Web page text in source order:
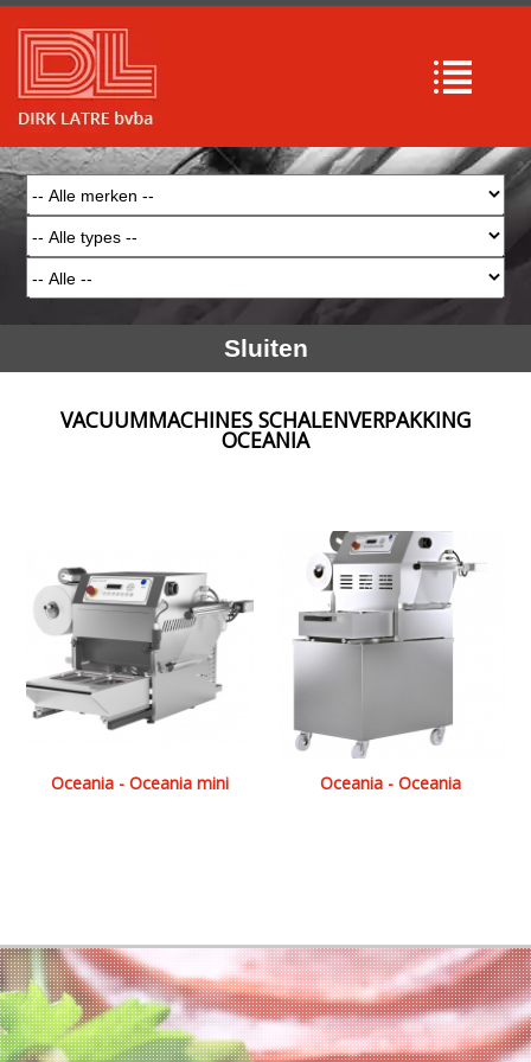
Sluiten
VACUUMMACHINES SCHALENVERPAKKING
OCEANIA
Oceania - Oceania mini Oceania - Oceania